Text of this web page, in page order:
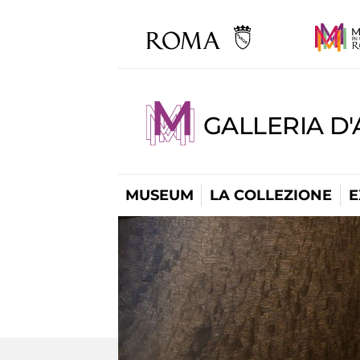
GALLERIA
MUSEUM LA COLLEZIONE